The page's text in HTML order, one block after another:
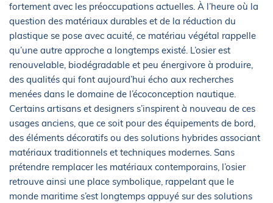
fortement avec les préoccupations actuelles. À l’heure où la
question des matériaux durables et de la réduction du
plastique se pose avec acuité, ce matériau végétal rappelle
qu’une autre approche a longtemps existé. L’osier est
renouvelable, biodégradable et peu énergivore à produire,
des qualités qui font aujourd’hui écho aux recherches
menées dans le domaine de l’écoconception nautique.
Certains artisans et designers s’inspirent à nouveau de ces
usages anciens, que ce soit pour des équipements de bord,
des éléments décoratifs ou des solutions hybrides associant
matériaux traditionnels et techniques modernes. Sans
prétendre remplacer les matériaux contemporains, l’osier
retrouve ainsi une place symbolique, rappelant que le
monde maritime s’est longtemps appuyé sur des solutions